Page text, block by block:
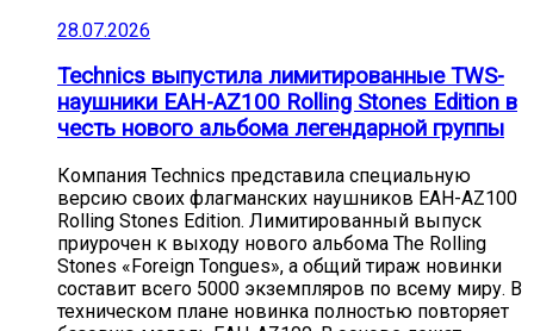
28.07.2026
Technics выпустила лимитированные TWS-
наушники EAH-AZ100 Rolling Stones Edition в
честь нового альбома легендарной группы
Компания Technics представила специальную
версию своих флагманских наушников EAH-AZ100
Rolling Stones Edition. Лимитированный выпуск
приурочен к выходу нового альбома The Rolling
Stones «Foreign Tongues», а общий тираж новинки
составит всего 5000 экземпляров по всему миру. В
техническом плане новинка полностью повторяет